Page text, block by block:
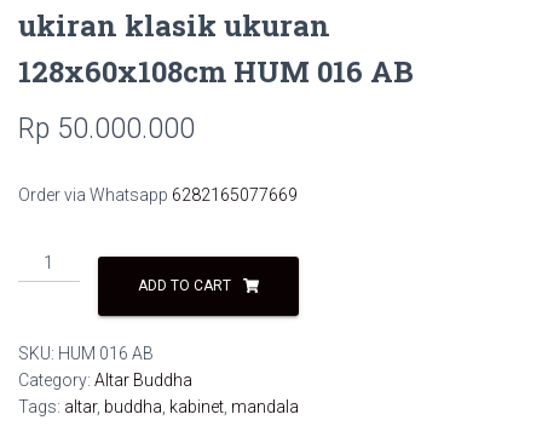
ukiran klasik ukuran
128x60x108cm HUM 016 AB
Rp 50.000.000
Order via Whatsapp 6282165077669
Kabinet
Altar
ukiran
klasik
ukuran
ADD TO CART
SKU: HUM 016 AB
Category: Altar Buddha
Tags: altar, buddha kabinet mandala